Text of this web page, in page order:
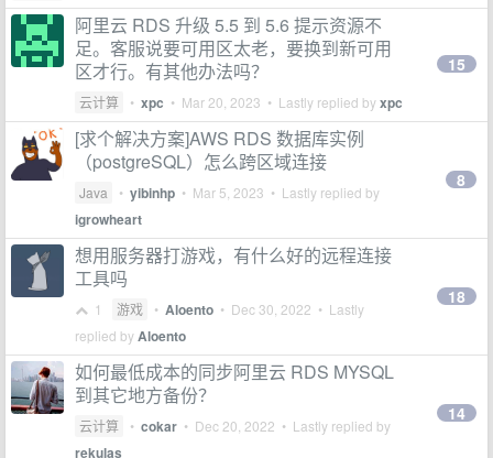
阿里云 RDS 升级 5.5 到 5.6 提示资源不
足。客服说要可用区太老，要换到新可用
区才行。有其他办法吗？
云计算 • xpc • Mar 20, 2023 • Lastly replied byxpc
15
[求个解决方案]AWS RDS 数据库实例
（postgreSQL）怎么跨区域连接
Java • yibinhp • Mar 5, 2023 • Lastly replied by
igrowheart
8
想用服务器打游戏，有什么好的远程连接
工具吗
1 游戏 • Aloento • Dec 30, 2022 • Lastly
replied byAloento
18
如何最低成本的同步阿里云 RDS MYSQL
到其它地方备份？
云计算 • cokar • Dec 20, 2022 • Lastly replied by
rekulas
14